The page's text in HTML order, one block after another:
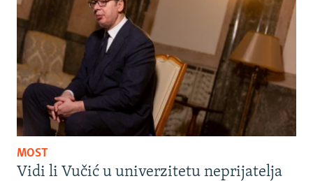
MOST
Vidi li Vučić u univerzitetu neprijatelja